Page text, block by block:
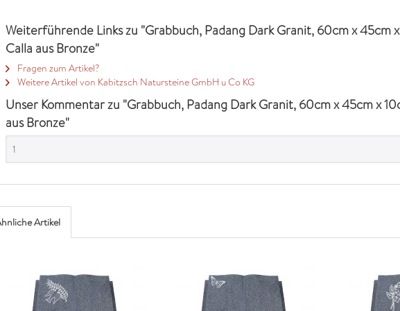
Weiterführende Links zu "Grabbuch, Padang Dark Granit, 60cm x 45cm
Calla aus Bronze"
Fragen zum Artikel?
Weitere Artikel von Kabitzsch Natursteine GmbH u Co KG
Unser Kommentar zu "Grabbuch, Padang Dark Granit, 60cm x 45cm x
aus Bronze"
1
Artikel